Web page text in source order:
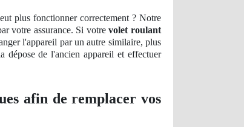
plus fonctionner correctement ? Notre
votre assurance. Si votrevolet roulant
l'appareil par un autre similaire, plus
dépose de l'ancien appareil et effectuer
afin de remplacer vos